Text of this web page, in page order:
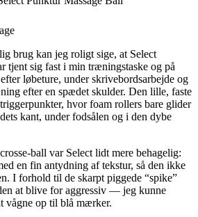
brug kan jeg roligt sige, at Select
tjent sig fast i min træningstaske og på
løbeture, under skrivebordsarbejde og
efter en spædet skulder. Den lille, faste
hvor foam rollers bare glider
kant, under fodsålen og i den dybe
ball var Select lidt mere behagelig:
en fin antydning af tekstur, så den ikke
I forhold til de skarpt piggede “spike”
at blive for aggressiv — jeg kunne
vågne op til blå mærker.